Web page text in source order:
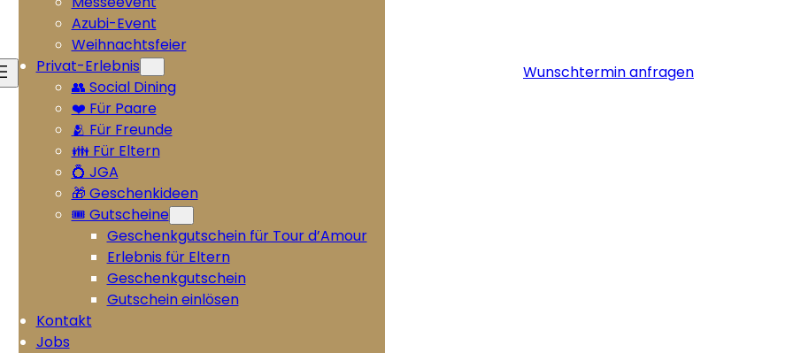
Azubi-Event
Weihnachtsfeier
Privat-Erlebnis
👥 Social Dining
❤️ Für Paare
🫂 Für Freunde
👪 Für Eltern
💍 JGA
🎁 Geschenkideen
🎟️ Gutscheine
Geschenkgutschein für Tour d’Amour
Erlebnis für Eltern
Geschenkgutschein
Gutschein einlösen
Kontakt
Jobs
Wunschtermin anfragen